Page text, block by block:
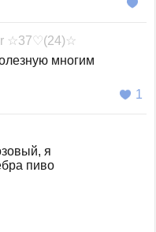
☆37♡(24)☆
многим
1
я
пиво